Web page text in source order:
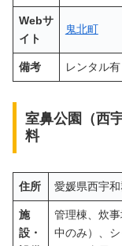
Webサ
イト
鬼北町
備考 レンタル有
室鼻公園（西
料
住所 愛媛県西宇
施
設・
管理棟、炊
中のみ）、